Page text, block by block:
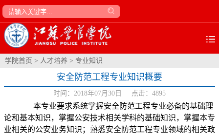
学院首页 > 人才培养 > 专业知识
安全防范工程专业知识概要
时间：2018年07月30日 点击： 4895
本专业要求系统掌握安全防范工程专业必备的基础理
论和基本知识，掌握公安技术相关学科的基础知识，掌握本专
业相关的公安业务知识；熟悉安全防范工程专业领域的相关政